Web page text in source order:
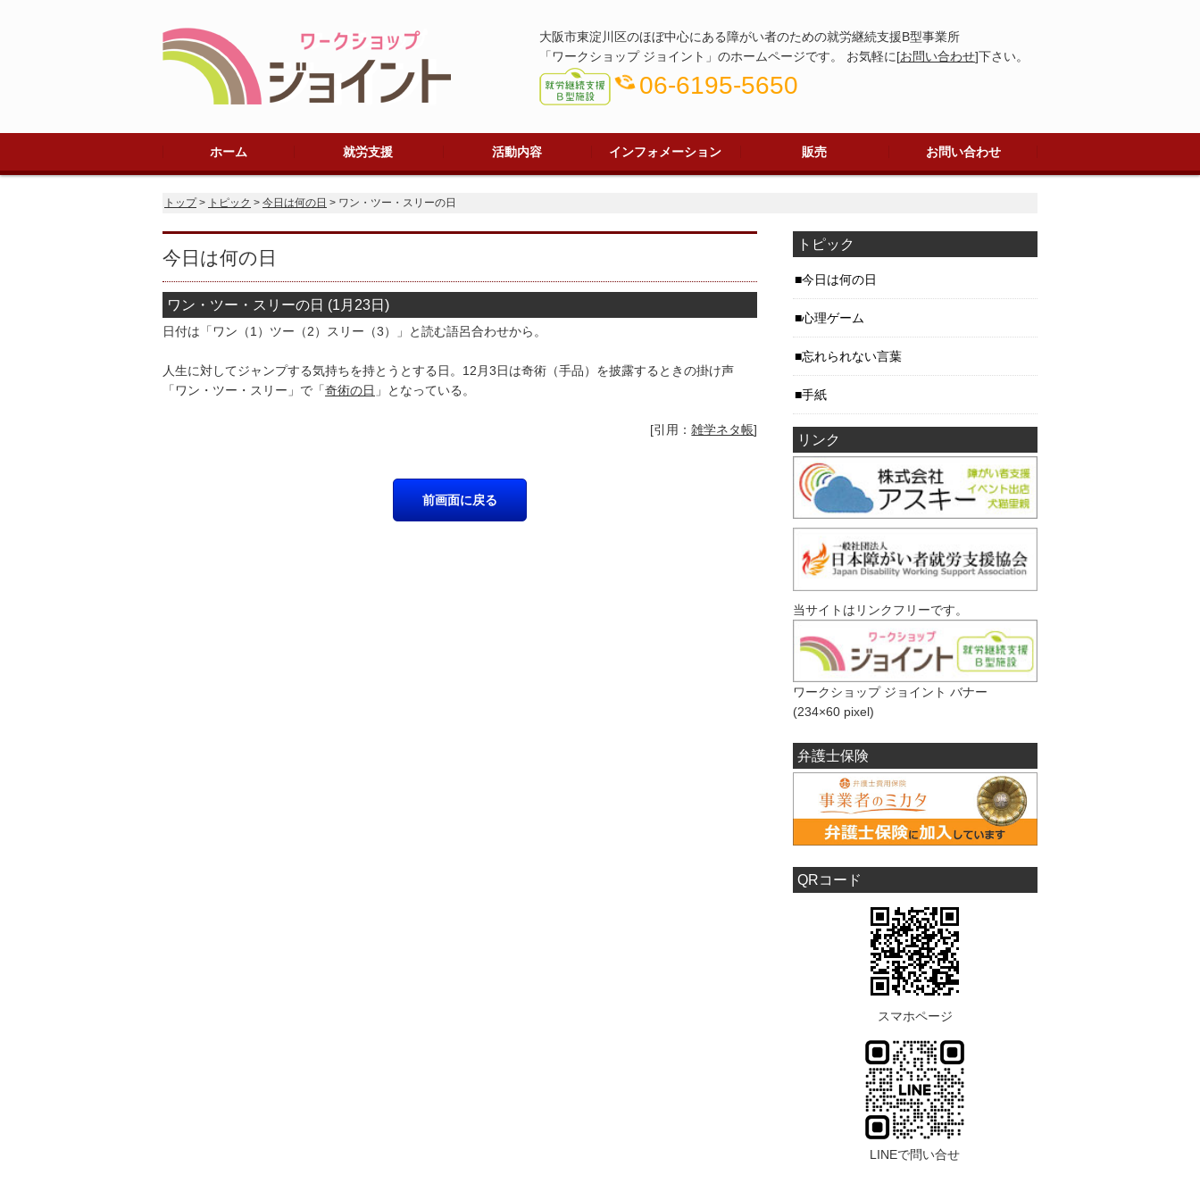
大阪市東淀川区のほぼ中心にある障がい者のための就労継続支援B型事業所
「ワークショップ ジョイント」のホームページです。 お気軽に[お問い合わせ]下さい。
phone_in_talk06-6195-5650
ホーム 就労支援 活動内容 インフォメーション 販売 お問い合わせ
トップ> トピック > 今日は何の日 > ワン・ツー・スリーの日
今日は何の日
ワン・ツー・スリーの日 (1月23日)
日付は「ワン（1）ツー（2）スリー（3）」と読む語呂合わせから。
人生に対してジャンプする気持ちを持とうとする日。12月3日は奇術（手品）を披露するときの掛け声
「ワン・ツー・スリー」で「奇術の日 」となっている。
[引用：雑学ネタ帳]
トピック
今日は何の日
心理ゲーム
忘れられない言葉
手紙
リンク
当サイトはリンクフリーです。
ワークショップ ジョイント バナー
(234×60 pixel)
弁護士保険
QRコード
スマホページ
LINEで問い合せ